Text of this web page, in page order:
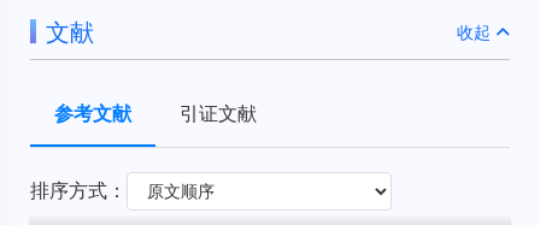
文献 收起
参考文献 引证文献
排序方式：